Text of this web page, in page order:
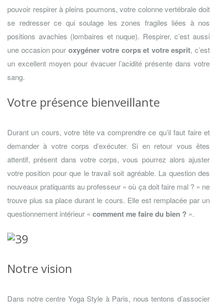
pouvoir respirer à pleins poumons, votre colonne vertébrale doit
se redresser ce qui soulage les zones fragiles liées à nos
positions avachies (lombaires et nuque). Respirer, c’est aussi
une occasion pour oxygéner votre corps et votre esprit, c’est
un excellent moyen pour évacuer l’acidité présente dans votre
sang.
Votre présence bienveillante
Durant un cours, votre tête va comprendre ce qu’il faut faire et
demander à votre corps d’exécuter. Si en retour vous êtes
attentif, présent dans votre corps, vous pourrez alors ajuster
votre position pour que le travail soit agréable. La question des
nouveaux pratiquants au professeur « où ça doit faire mal ? » ne
trouve plus sa place durant le cours. Elle est remplacée par un
questionnement intérieur « comment me faire du bien ? ».
Notre vision
Dans notre centre Yoga Style à Paris, nous tentons d’associer